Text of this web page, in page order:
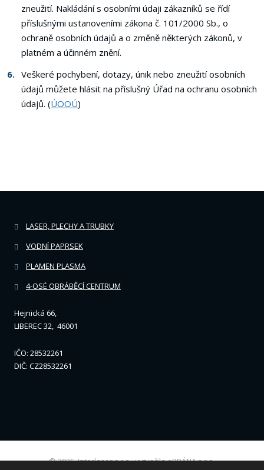
zneužití. Nakládání s osobními údaji zákazníků se řídí
příslušnými ustanoveními zákona č. 101/2000 Sb., o
ochraně osobních údajů a o změně některých zákonů, v
platném a účinném znění.
Veškeré pochybení, dotazy, únik nebo zneužití osobních
údajů můžete hlásit na příslušný Úřad na ochranu osobních
údajů. (ÚOOÚ)
LASER, PLECHY A TRUBKY
VODNÍ PAPRSEK
PLAMEN PLASMA
4-OSÉ OBRÁBĚCÍ CENTRUM
Hejnická 66,
LIBEREC 32, 46001
IČO: 28532261
DIČ: CZ28532261
© 2026, Interlaser s.r.o., vytvořila eBRÁNA s.r.o.